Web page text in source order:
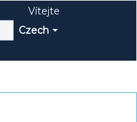
Czech
Vítejte